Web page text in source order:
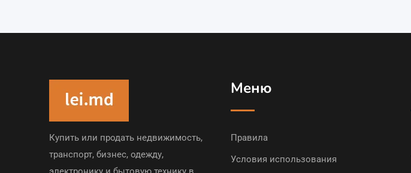
Купить или продать недвижимость,
транспорт, бизнес, одежду,
Меню
Правила
Условия использования